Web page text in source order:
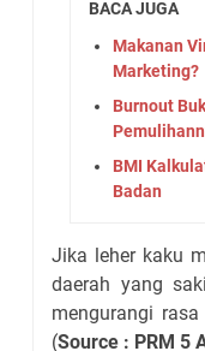
BACA JUGA
Makanan
Marketing?
Burnout
BMI
Badan
Jika leher kaku
daerah yang
mengurangi
(Source : PRM 5